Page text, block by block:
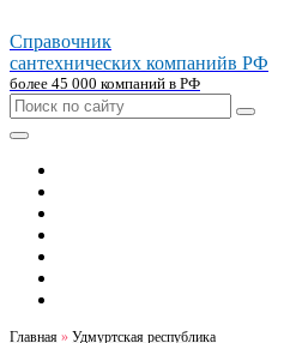
Справочник
сантехнических компанийв РФ
более 45 000 компаний в РФ
Главная » Удмуртская республика